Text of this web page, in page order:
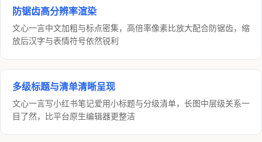
防锯齿高分辨率渲染
文心一言中文加粗与标点密集，高倍率像素比放大配合防锯齿，缩
放后汉字与表情符号依然锐利
多级标题与清单清晰呈现
文心一言写小红书笔记爱用小标题与分级清单，长图中层级关系一
目了然，比平台原生编辑器更整洁